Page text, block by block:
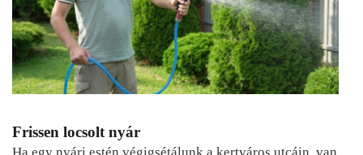
Frissen locsolt nyár